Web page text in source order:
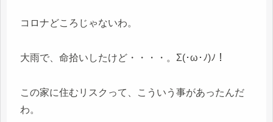
コロナどころじゃないわ。
大雨で、命拾いしたけど・・・・。Σ(･ω･ﾉ)ﾉ！
この家に住むリスクって、こういう事があったんだ
わ。